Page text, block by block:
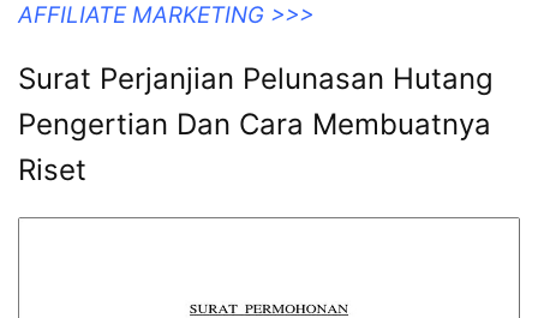
AFFILIATE MARKETING >>>
Surat Perjanjian Pelunasan Hutang
Pengertian Dan Cara Membuatnya
Riset